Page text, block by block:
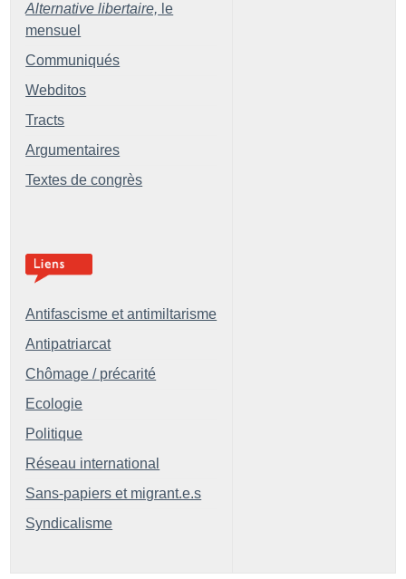
Alternative libertaire, le
mensuel
Communiqués
Webditos
Tracts
Argumentaires
Textes de congrès
Antifascisme et antimiltarisme
Antipatriarcat
Chômage / précarité
Ecologie
Politique
Réseau international
Sans-papiers et migrant.e.s
Syndicalisme